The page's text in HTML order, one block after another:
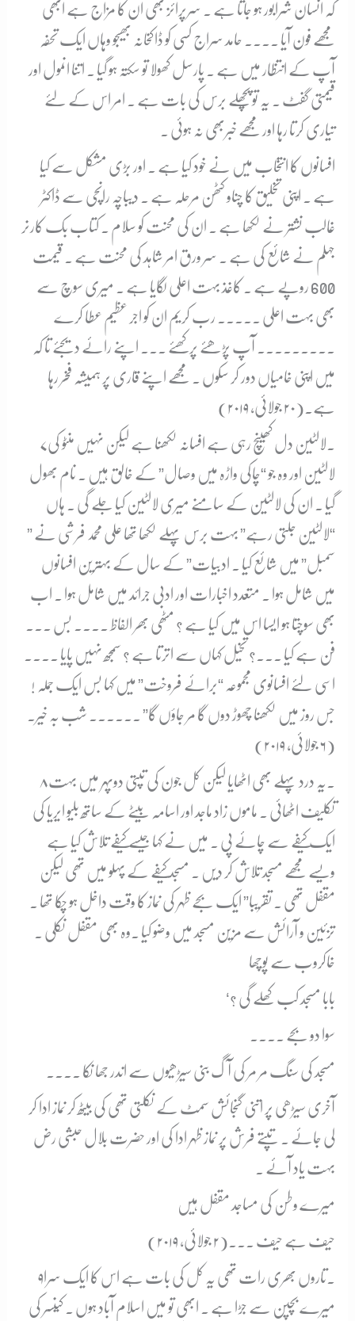
کہ انسان شرابور ہو جاتا ہے ۔ سرپرائز بھی ان کا مزاج ہے ابھی
مجھے فون آیا ۔۔۔۔ حامد سراج کسی کو ڈاکخانہ بھیجو وہاں ایک تحفہ
آپ کے انتظار میں ہے ۔ پارسل کھولا تو سکتہ ہو گیا ۔ اتنا انمول اور
قیمتی گفٹ ۔ یہ تو پچھلے برس کی بات ہے ۔ امر اس کے لئے
تیاری کرتا رہا اور مجھے خبربھی نہ ہوئی ۔
ہے ۔ اپنی تخلیق کا چناو کٹھن مرحلہ ہے ۔ دیباچہ رانچی سے ڈاکٹر
غالب نشتر نے لکھا ہے ۔ ان کی محنت کو سلام ۔ کتاب بک کارنر
جہلم نے شائع کی ہے ۔ سر ورق امر شاہد کی محنت ہے ۔ قیمت
600 روپے ہے ۔ کاغذ بہت اعلی لگایا ہے ۔ میری سوچ سے
بھی بہت اعلی ۔۔۔۔۔ رب کریم ان کو اجر عظیم عطا کرے
۔۔۔۔۔۔۔۔۔ آپ پڑھئے پرکھئے ۔۔۔ اپنے رائے دیجئے تا کہ
میں اپنی خامیاں دور کر سکوں ۔ مجھے اپنے قاری پر ہمیشہ فخر رہا
ہے۔(۲۰ جولائی، ۲۰۱۹)
لالٹین دل کھینچ رہی ہے افسانہ لکھنا ہے لیکن نہیں منٹو کی
لالٹین اور وہ جو “چاکی واڑہ میں وصال” کے خالق ہیں ۔ نام بھول
گیا ۔ ان کی لالٹین کے سامنے میری لالٹین کیا جلے گی ۔ ہاں
“لالٹین جلتی رہے” بہت برس پہلے لکھا تھا علی محمد فرشی نے ”
سمبل” میں شائع کیا ۔ ادبیات” کے سال کے بہترین افسانوں
میں شامل ہوا ۔ متعدد اخبارات اور ادبی جرائد میں شامل ہوا ۔ اب
بھی سوچتا ہو ایسا اس میں کیا ہے ؟ مٹھی بھر الفاظ ۔۔۔۔ بس ۔۔۔
فن ہے کیا ۔۔۔؟ تخیل کہاں سے اترتا ہے ؟ سمجھ نہیں پایا ۔۔۔۔
اسی لئے افسانوی مجموعہ “برائے فروخت” میں کہا بس ایک جملہ !
جس روز میں لکھنا چھوڑ دوں گا مر جاؤں گا” ۔۔۔۔۔۔ شب بہ خیر۔
(۶ جولائی، ۲۰۱۹)
یہ درد پہلے بھی اٹھایا لیکن کل جون کی تپتی دوپہر میں بہت
تکلیف اٹھائی ۔ ماموں زاد ماجد اور اسامہ بیٹے کے ساتھ بلیو ایریا کی
ایک کیفے سے چائے پی ۔ میں نے کہا جیسے کیفے تلاش کیا ہے
ویسے مجھے مسجد تلاش کر دیں ۔ مسجد کیفے کے پہلو میں تھی لیکن
مقفل تھی ۔ تقریبا” ایک بجے ظہر کی نماز کا وقت داخل ہو چکا تھا ۔
تزئین و آرائش سے مزین مسجد میں وضو کیا ۔وہ بھی مقفل نکلی ۔
خاکروب سے پوچھا
‘بابا مسجد کب کھلے گی ؟
سوا دو بجے ۔۔۔۔
مسجد کی سنگ مر مر کی آگ بنی سیڑھیوں سے اندر جھا نکا ۔۔۔۔
آخری سیڑھی پر اتنی گنجائش سمٹ کے نکلتی تھی کی بیٹھ کر نماز ادا کر
لی جائے ۔ تپتے فرش پر نماز ظہر ادا کی اور حضرت بلال حبشی رض
بہت یاد آئے ۔
میرے وطن کی مساجد مقفل ہیں
حیف ہے حیف ۔۔۔(۲ جولائی، ۲۰۱۹)
تاروں بھری رات تھی یہ کل کی بات ہے اس کا ایک سرا
میرے بچپن سے جڑا ہے ۔ ابھی تو میں اسلام آباد ہوں ۔ کینسر کی